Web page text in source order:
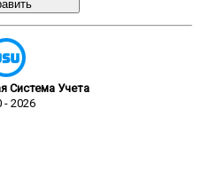
Система Учета
- 2026